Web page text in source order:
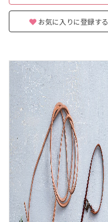
お気に入りに登録する